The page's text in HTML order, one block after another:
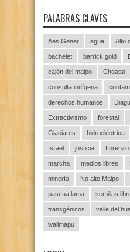
PALABRAS CLAVES
Aes Gener agua Alto
bachelet barrick gold
cajón del maipo Choapa
consulta indígena
derechos humanos
Extractivismo forestal
Glaciares hidroeléctrica
Israel justicia Lorenzo
marcha medios libres
minería No alto Maipo
pascua lama semillas
transgénicos valle del
wallmapu